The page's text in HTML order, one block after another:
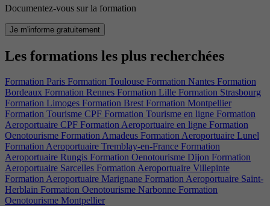
Documentez-vous sur la formation
Je m'informe gratuitement
Les formations les plus recherchées
Formation Paris Formation Toulouse Formation Nantes Formation
Bordeaux Formation Rennes Formation Lille Formation Strasbourg
Formation Limoges Formation Brest Formation Montpellier
Formation Tourisme CPF Formation Tourisme en ligne Formation
Aeroportuaire CPF Formation Aeroportuaire en ligne Formation
Oenotourisme Formation Amadeus Formation Aeroportuaire Lunel
Formation Aeroportuaire Tremblay-en-France Formation
Aeroportuaire Rungis Formation Oenotourisme Dijon Formation
Aeroportuaire Sarcelles Formation Aeroportuaire Villepinte
Formation Aeroportuaire Marignane Formation Aeroportuaire Saint-
Herblain Formation Oenotourisme Narbonne Formation
Oenotourisme Montpellier